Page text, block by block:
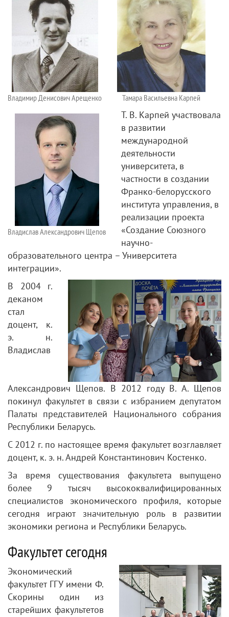
Владимир Денисович Арещенко Тамара Васильевна Карпей
Владислав Александрович Щепов
Т. В. Карпей участвовала
в развитии
международной
деятельности
университета, в
частности в создании
Франко-белорусского
института управления, в
реализации проекта
«Создание Союзного
научно-
образовательного центра – Университета
интеграции».
В 2004 г.
деканом
стал
доцент, к.
э. н.
Владислав
Александрович Щепов. В 2012 году В. А. Щепов
покинул факультет в связи с избранием депутатом
Палаты представителей Национального собрания
Республики Беларусь.
С 2012 г. по настоящее время факультет возглавляет
доцент, к. э. н. Андрей Константинович Костенко.
За время существования факультета выпущено
более 9 тысяч высококвалифицированных
специалистов экономического профиля, которые
сегодня играют значительную роль в развитии
экономики региона и Республики Беларусь.
Факультет сегодня
Экономический
факультет ГГУ имени Ф.
Скорины один из
старейших факультетов